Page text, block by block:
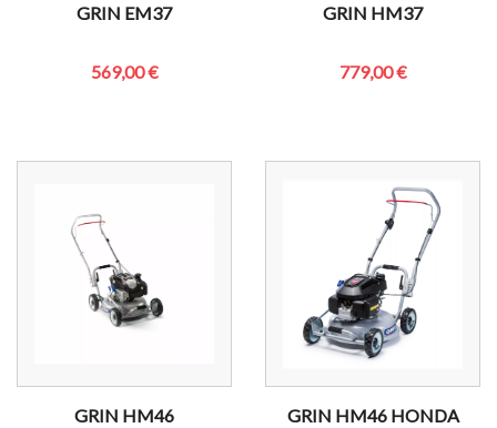
GRIN EM37
569,00 €
GRIN HM37
779,00 €
GRIN HM46 GRIN HM46 HONDA